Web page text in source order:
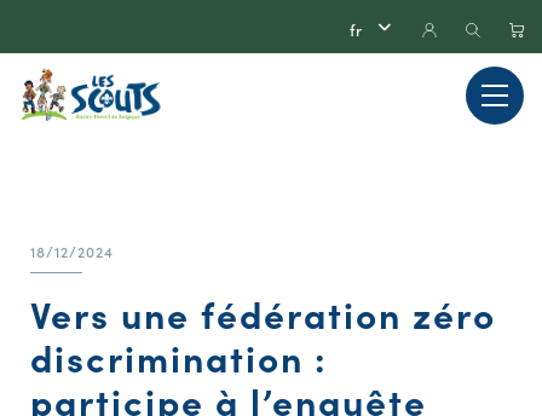
18/12/2024
Vers une fédération zéro
discrimination :
participe à l’enquête